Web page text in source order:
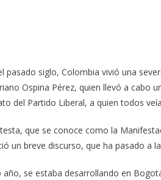
pasado siglo, Colombia vivió una
Ospina Pérez, quien llevó a cabo
del Partido Liberal, a quien todos
que se conoce como la
un breve discurso, que ha pasado a
se estaba desarrollando en